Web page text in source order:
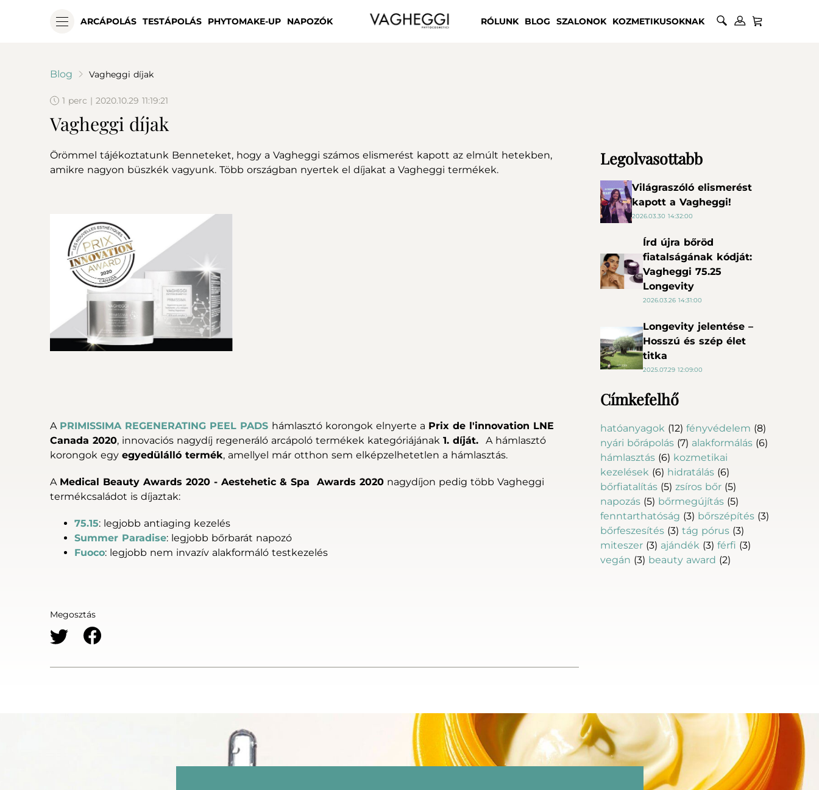
ARCÁPOLÁS TESTÁPOLÁS PHYTOMAKE-UP NAPOZÓK RÓLUNK BLOG SZALONOK KOZMETIKUSOKNAK
Blog Vagheggi díjak
1 perc | 2020.10.29 11:19:21
Vagheggi díjak
Örömmel tájékoztatunk Benneteket, hogy a Vagheggi számos elismerést kapott az elmúlt hetekben,
amikre nagyon büszkék vagyunk. Több országban nyertek el díjakat a Vagheggi termékek.
A PRIMISSIMA REGENERATING PEEL PADS hámlasztó korongok elnyerte a Prix de l'innovation LNE
Canada 2020, innovaciós nagydíj regeneráló arcápoló termékek kategóriájának 1. díját. A hámlasztó
korongok egy egyedülálló termék, amellyel már otthon sem elképzelhetetlen a hámlasztás.
A Medical Beauty Awards 2020 - Aestehetic & Spa Awards 2020 nagydíjon pedig több Vagheggi
termékcsaládot is díjaztak:
75.15: legjobb antiaging kezelés
Summer Paradise: legjobb bőrbarát napozó
Fuoco: legjobb nem invazív alakformáló testkezelés
Megosztás
Legolvasottabb
Világraszóló elismerést
kapott a Vagheggi!
2026.03.30 14:32:00
Írd újra bőröd
fiatalságának kódját:
Vagheggi 75.25
Longevity
2026.03.26 14:31:00
Longevity jelentése –
Hosszú és szép élet
titka
2025.07.29 12:09:00
Címkefelhő
hatóanyagok (12) fényvédelem (8)
nyári bőrápolás (7) alakformálás (6)
hámlasztás (6) kozmetikai
kezelések (6) hidratálás (6)
bőrfiatalítás (5) zsíros bőr (5)
napozás (5) bőrmegújítás (5)
fenntarthatóság (3) bőrszépítés (3)
bőrfeszesítés (3) tág pórus (3)
miteszer (3) ajándék (3) férfi (3)
vegán (3) beauty award (2)